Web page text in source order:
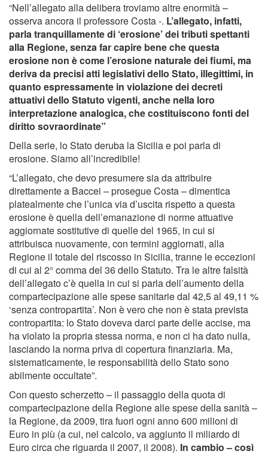
“Nell’allegato alla delibera troviamo altre enormità –
osserva ancora il professore Costa -. L’allegato, infatti,
parla tranquillamente di ‘erosione’ dei tributi spettanti
alla Regione, senza far capire bene che questa
erosione non è come l’erosione naturale dei fiumi, ma
deriva da precisi atti legislativi dello Stato, illegittimi, in
quanto espressamente in violazione dei decreti
attuativi dello Statuto vigenti, anche nella loro
interpretazione analogica, che costituiscono fonti del
diritto sovraordinate”
Della serie, lo Stato deruba la Sicilia e poi parla di
erosione. Siamo all’incredibile!
“L’allegato, che devo presumere sia da attribuire
direttamente a Baccei – prosegue Costa – dimentica
platealmente che l’unica via d’uscita rispetto a questa
erosione è quella dell’emanazione di norme attuative
aggiornate sostitutive di quelle del 1965, in cui si
attribuisca nuovamente, con termini aggiornati, alla
Regione il totale del riscosso in Sicilia, tranne le eccezioni
di cui al 2° comma del 36 dello Statuto. Tra le altre falsità
dell’allegato c’è quella in cui si parla dell’aumento della
compartecipazione alle spese sanitarie dal 42,5 al 49,11 %
‘senza contropartita’. Non è vero che non è stata prevista
contropartita: lo Stato doveva darci parte delle accise, ma
ha violato la propria stessa norma, e non ci ha dato nulla,
lasciando la norma priva di copertura finanziaria. Ma,
sistematicamente, le responsabilità dello Stato sono
abilmente occultate”.
Con questo scherzetto – il passaggio della quota di
compartecipazione della Regione alle spese della sanità –
la Regione, da 2009, tira fuori ogni anno 600 milioni di
Euro in più (a cui, nel calcolo, va aggiunto il miliardo di
Euro circa che riguarda il 2007, il 2008). In cambio – così